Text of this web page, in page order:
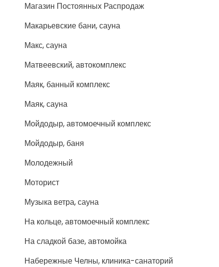
Магазин Постоянных Распродаж
Макарьевские бани, сауна
Макс, сауна
Матвеевский, автокомплекс
Маяк, банный комплекс
Маяк, сауна
Мойдодыр, автомоечный комплекс
Мойдодыр, баня
Молодежный
Моторист
Музыка ветра, сауна
На кольце, автомоечный комплекс
На сладкой базе, автомойка
Набережные Челны, клиника-санаторий